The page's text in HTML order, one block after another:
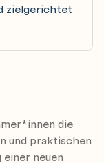
zielgerichtet
die
und praktischen
neuen